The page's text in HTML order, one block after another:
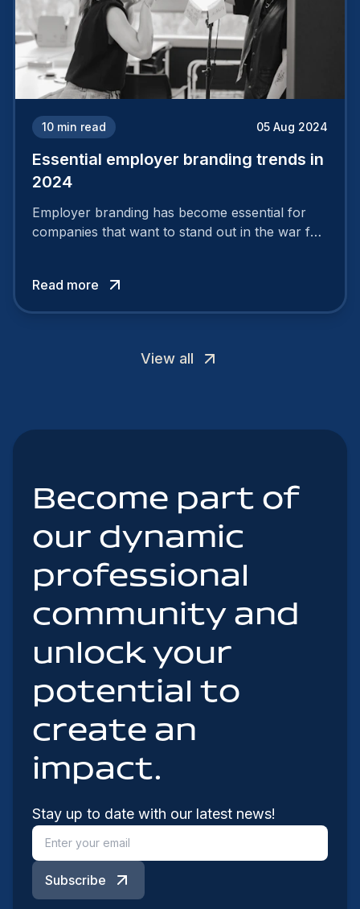
10 min read 05 Aug 2024
Essential employer branding trends in
2024
Employer branding has become essential for
companies that want to stand out in the war for
attract the best profiles.
Read more
View all
Become part of
our dynamic
professional
community and
unlock your
potential to
create an
impact.
Stay up to date with our latest news!
Subscribe